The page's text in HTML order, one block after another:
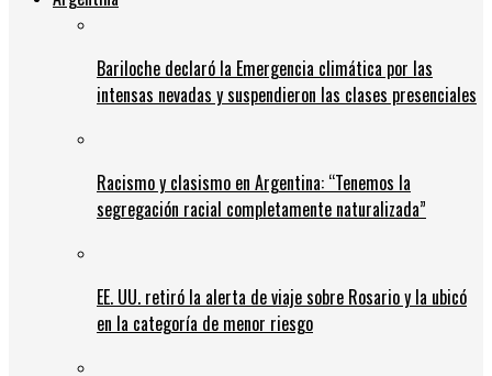
Bariloche declaró la Emergencia climática por las
intensas nevadas y suspendieron las clases presenciales
Racismo y clasismo en Argentina: “Tenemos la
segregación racial completamente naturalizada”
EE. UU. retiró la alerta de viaje sobre Rosario y la ubicó
en la categoría de menor riesgo